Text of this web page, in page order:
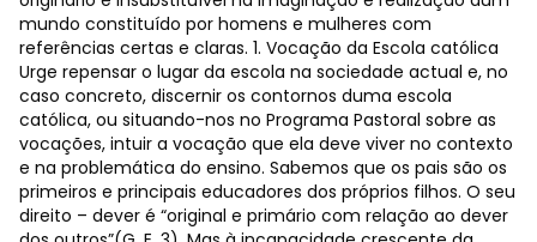
mundo constituído por homens e mulheres com
referências certas e claras. 1. Vocação da Escola católica
Urge repensar o lugar da escola na sociedade actual e, no
caso concreto, discernir os contornos duma escola
católica, ou situando-nos no Programa Pastoral sobre as
vocações, intuir a vocação que ela deve viver no contexto
e na problemática do ensino. Sabemos que os pais são os
primeiros e principais educadores dos próprios filhos. O seu
direito – dever é “original e primário com relação ao dever